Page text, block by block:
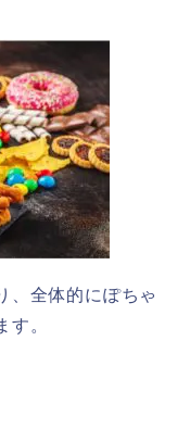
、全体的にぽちゃ
す。